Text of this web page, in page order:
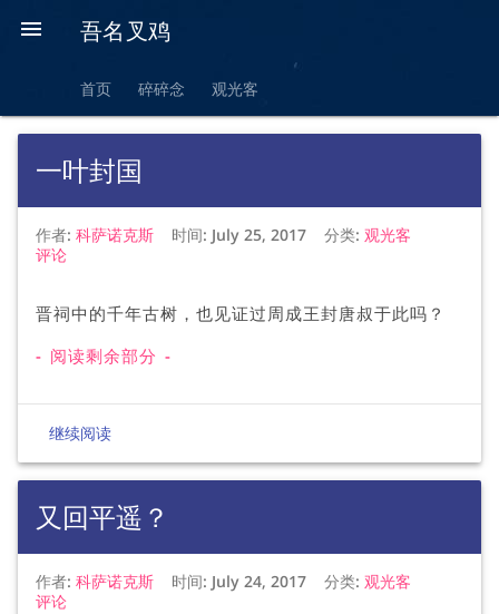
 吾名叉鸡
首页 碎碎念 观光客
一叶封国
作者: 科萨诺克斯 时间: July 25, 2017 分类: 观光客
评论
晋祠中的千年古树，也见证过周成王封唐叔于此吗？
- 阅读剩余部分 -
继续阅读
又回平遥？
作者: 科萨诺克斯 时间: July 24, 2017 分类: 观光客
评论